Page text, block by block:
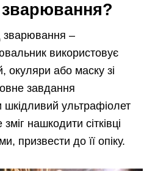
зварювання –
використовує
окуляри або маску зі
завдання
шкідливий ультрафіолет
нашкодити сітківці
призвести до її опіку.